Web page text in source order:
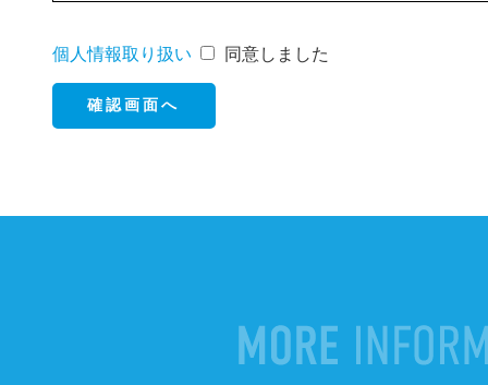
個人情報取り扱い 同意しました